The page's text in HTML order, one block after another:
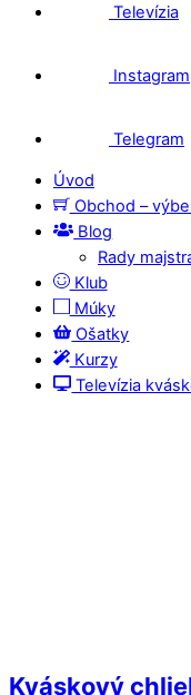
Televízia
Instagram
Telegram
Úvod
Obchod –
Blog
Rady
Klub
Múky
Ošatky
Kurzy
Televízia
Kváskový